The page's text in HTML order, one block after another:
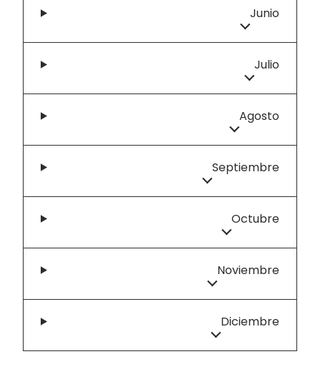
Junio
Julio
Agosto
Septiembre
Octubre
Noviembre
Diciembre